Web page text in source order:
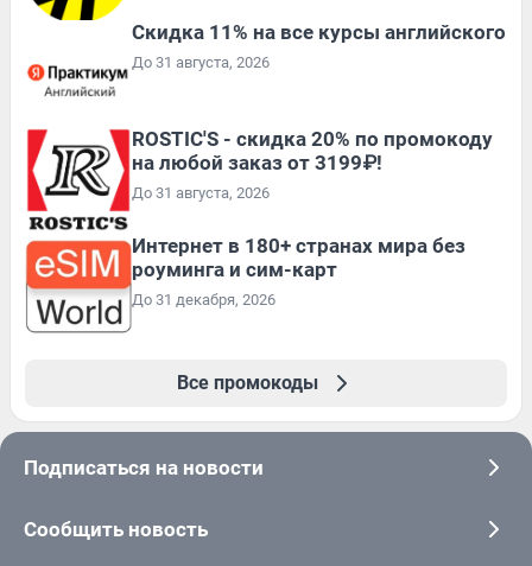
Скидка 11% на все курсы английского
До 31 августа, 2026
ROSTIC'S - скидка 20% по промокоду
на любой заказ от 3199₽!
До 31 августа, 2026
Интернет в 180+ странах мира без
роуминга и сим-карт
До 31 декабря, 2026
Все промокоды
Подписаться на новости
Сообщить новость